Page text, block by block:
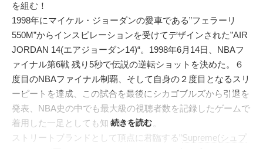
を組む！
1998年にマイケル・ジョーダンの愛車である”フェラーリ
550M”からインスピレーションを受けてデザインされた”AIR
JORDAN 14(エアジョーダン14)“。1998年6月14日、NBAフ
ァイナル第6戦 残り5秒で伝説の逆転ショットを決めた。６
度目のNBAファイナル制覇、そして自身の２度目となるスリ
ーピートを達成、この試合を最後にシカゴブルズから引退を
発表、NBA史の中でも最大級の視聴者数を記録したゲームで
着用した一足としても知られている。
ストリートブランドとして頂点に君臨する”Supreme(シュプ
続きを読む